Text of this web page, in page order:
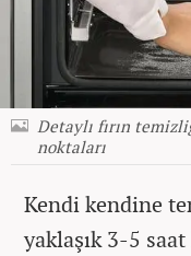
Detaylı fırın
noktaları
Kendi kendine
yaklaşık 3-5